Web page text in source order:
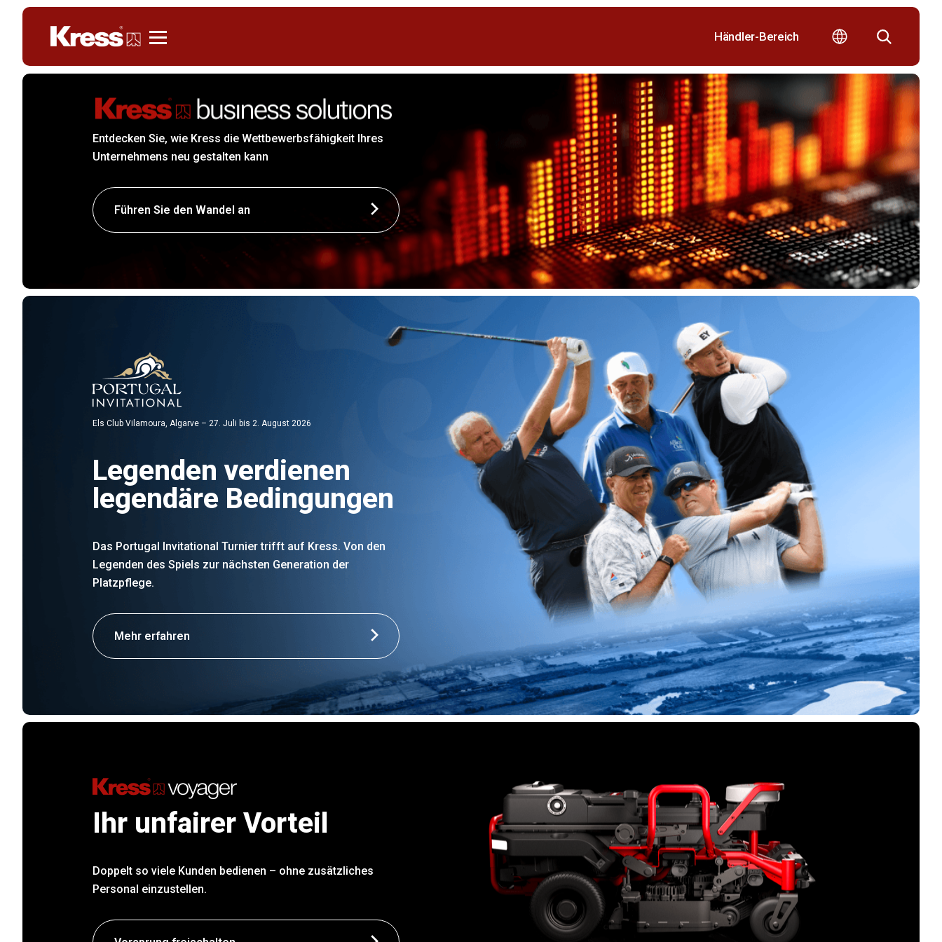
Händler-Bereich
Entdecken Sie, wie Kress die Wettbewerbsfähigkeit Ihres
Unternehmens neu gestalten kann
Führen Sie den Wandel an
Els Club Vilamoura, Algarve – 27. Juli bis 2. August 2026
Legenden verdienen
legendäre Bedingungen
Das Portugal Invitational Turnier trifft auf Kress. Von den
Legenden des Spiels zur nächsten Generation der
Platzpflege.
Mehr erfahren
Ihr unfairer Vorteil
Doppelt so viele Kunden bedienen – ohne zusätzliches
Personal einzustellen.